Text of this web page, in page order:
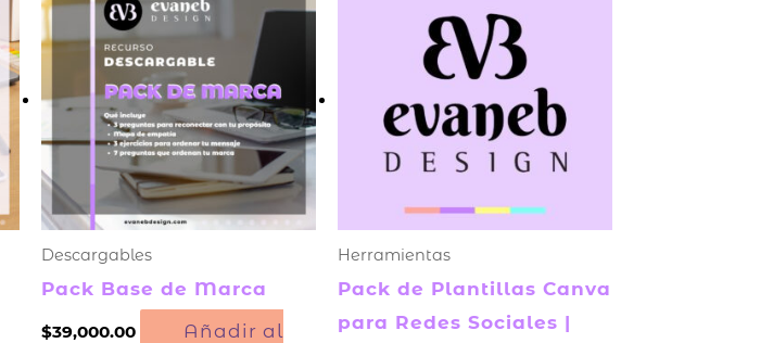
Descargables
Pack Base de Marca
$39,000.00 Añadir al
Herramientas
Pack de Plantillas Canva
para Redes Sociales |